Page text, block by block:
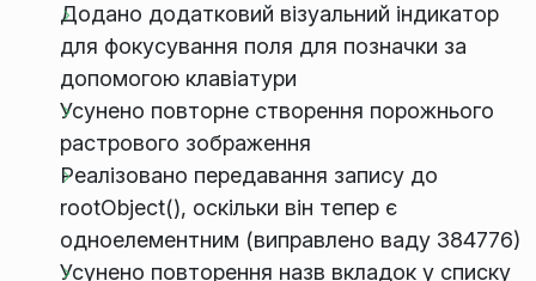
Додано додатковий візуальний індикатор
для фокусування поля для позначки за
допомогою клавіатури
Усунено повторне створення порожнього
растрового зображення
Реалізовано передавання запису до
rootObject(), оскільки він тепер є
одноелементним (виправлено ваду 384776)
Усунено повторення назв вкладок у списку